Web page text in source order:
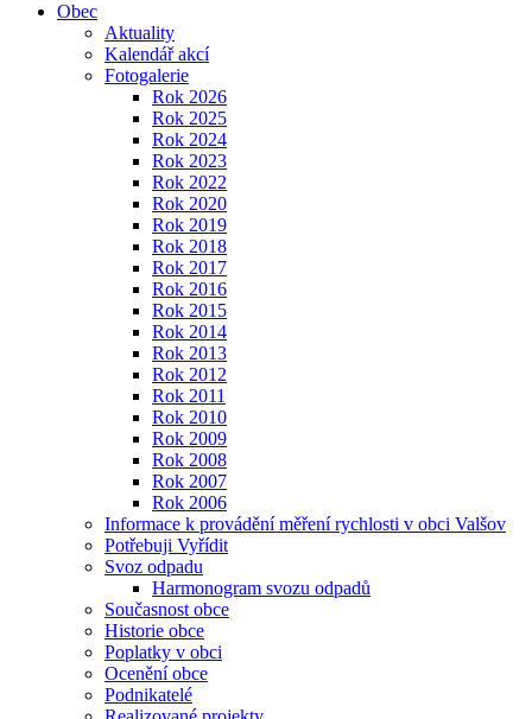
Obec
Aktuality
Kalendář akcí
Fotogalerie
Rok 2026
Rok 2025
Rok 2024
Rok 2023
Rok 2022
Rok 2020
Rok 2019
Rok 2018
Rok 2017
Rok 2016
Rok 2015
Rok 2014
Rok 2013
Rok 2012
Rok 2011
Rok 2010
Rok 2009
Rok 2008
Rok 2007
Rok 2006
Informace k provádění měření rychlosti v obci Valšov
Potřebuji Vyřídit
Svoz odpadu
Harmonogram svozu odpadů
Současnost obce
Historie obce
Poplatky v obci
Ocenění obce
Podnikatelé